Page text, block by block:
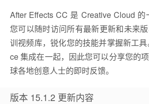
After Effects CC 是 Creative Cloud
您可以随时访问所有最新更新和未来
训视频库，锐化您的技能并掌握新工
ce 集成在一起，因此您可以分享您的
球各地创意人士的即时反馈。
版本 15.1.2 更新内容